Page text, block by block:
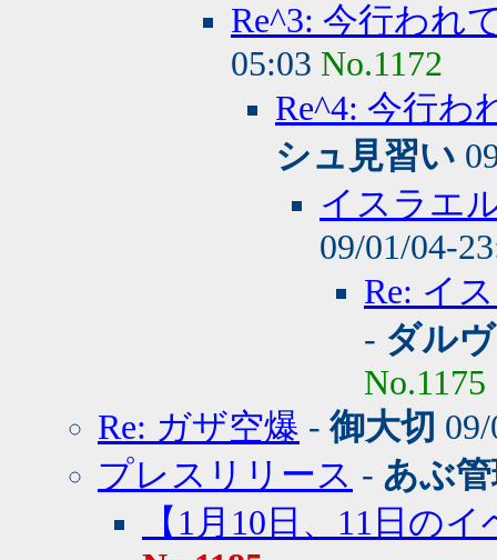
Re^3: 今行われ
05:03 No.1172
Re^4: 今行わ
シュ見習い
イスラエ
09/01/04-
Re: イ
- ダル
No.1175
Re: ガザ空爆 - 御大切
プレスリリース - あぶ
【1月10日、11日の